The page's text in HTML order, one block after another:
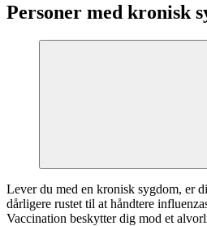
Personer med kronisk
Lever du med en kronisk sygdom, er
dårligere rustet til at håndtere
Vaccination beskytter dig mod et